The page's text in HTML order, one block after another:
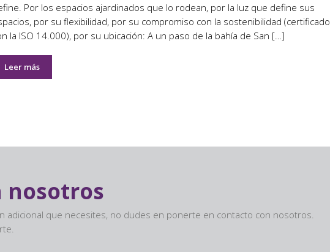
Por los espacios ajardinados que lo rodean, por la luz que define sus
por su flexibilidad, por su compromiso con la sostenibilidad (certificado
la ISO 14.000), por su ubicación: A un paso de la bahía de San […]
Leer más
nosotros
adicional que necesites, no dudes en ponerte en contacto con nosotros.